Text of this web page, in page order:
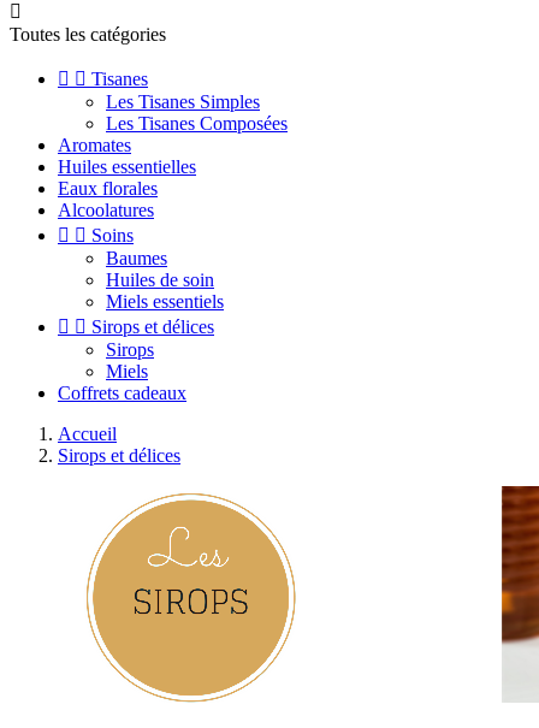

Toutes les catégories
  Tisanes
Les Tisanes Simples
Les Tisanes Composées
Aromates
Huiles essentielles
Eaux florales
Alcoolatures
  Soins
Baumes
Huiles de soin
Miels essentiels
  Sirops et délices
Sirops
Miels
Coffrets cadeaux
Accueil
Sirops et délices